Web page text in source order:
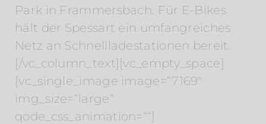
Park in Frammersbach. Für E-Bikes
hält der Spessart ein umfangreiches
Netz an Schnellladestationen bereit.
[/vc_column_text][vc_empty_space]
[vc_single_image image=“7169″
img_size=“large“
qode_css_animation=““]